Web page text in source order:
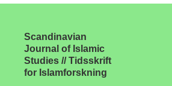
Scandinavian
Journal of Islamic
Studies // Tidsskrift
for Islamforskning